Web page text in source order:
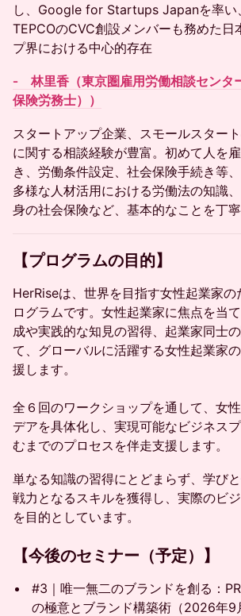
し、Google for Startups Japanを率い
TEPCOのCVC創設メンバーも務めた日
プ界における中心的存在
‐ 林里香（東京圏雇用労働相談センタ
保険労務士））
スタートアップ企業、スモールスター
に関する相談経験が豊富。初めて人を
き、労働条件設定、社会保険手続き等
多様な人材活用における労働法の知識
身の社会保険など、基本的なことを丁寧
​【プログラムの目的】
HerRiseは、世界を目指す女性起業家
ログラムです。女性起業家に焦点を当
成や実践的な知見の習得、起業家同士
て、グローバルに活躍する女性起業家
援します。
全６回のワークショップを通して、女
デアを具体化し、実現可能なビジネス
むまでのプロセスを伴走支援します。
単なる知識の習得にとどまらず、学び
戦力となるスキルを獲得し、実際のビ
を目的としています。
​【今後のセミナー（予定）】
#3｜唯一無二のブランドを創る：
の極意とブランド構築術（2026年9